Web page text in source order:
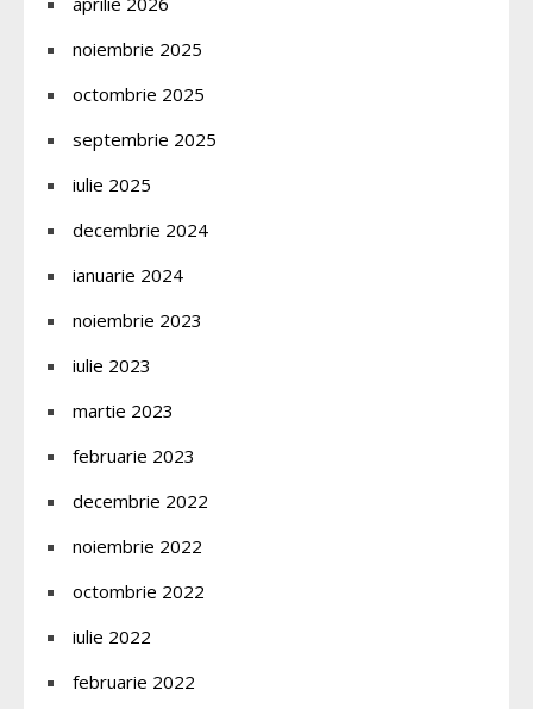
noiembrie 2025
octombrie 2025
septembrie 2025
iulie 2025
decembrie 2024
ianuarie 2024
noiembrie 2023
iulie 2023
martie 2023
februarie 2023
decembrie 2022
noiembrie 2022
octombrie 2022
iulie 2022
februarie 2022